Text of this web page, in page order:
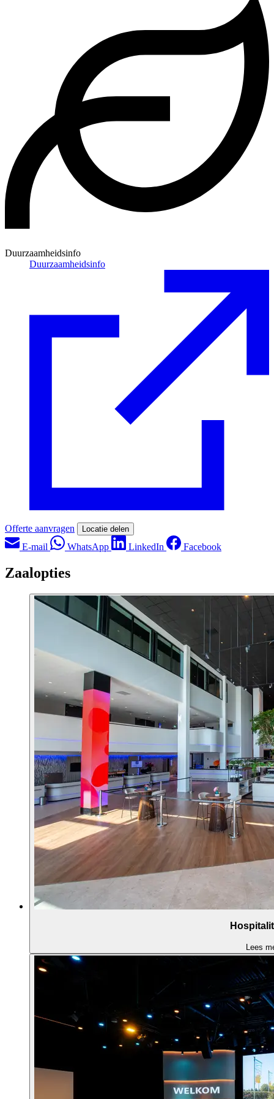
Duurzaamheidsinfo
Duurzaamheidsinfo
Offerte aanvragen Locatie delen
E-mail WhatsApp LinkedIn Facebook
Zaalopties
Lees